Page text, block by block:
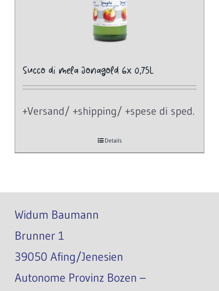
Succo di mela Jonagold 6x 0,75L
+Versand/ +shipping/ +spese di sped.
Details
Widum Baumann
Brunner 1
39050 Afing/Jenesien
Autonome Provinz Bozen –